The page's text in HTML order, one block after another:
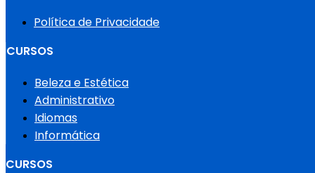
Política de Privacidade
CURSOS
Beleza e Estética
Administrativo
Idiomas
Informática
CURSOS